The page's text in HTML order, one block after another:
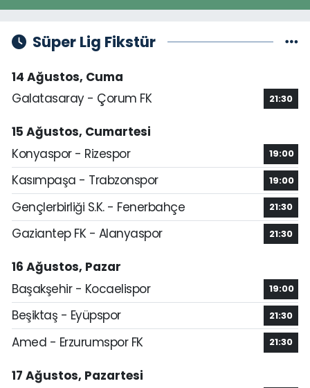
Süper Lig Fikstür
14 Ağustos, Cuma
Galatasaray - Çorum FK
21:30
15 Ağustos, Cumartesi
Konyaspor - Rizespor
19:00
Kasımpaşa - Trabzonspor 19:00
Gençlerbirliği S.K. - Fenerbahçe 21:30
Gaziantep FK - Alanyaspor 21:30
16 Ağustos, Pazar
Başakşehir - Kocaelispor
19:00
Beşiktaş - Eyüpspor 21:30
Amed - Erzurumspor FK 21:30
17 Ağustos, Pazartesi